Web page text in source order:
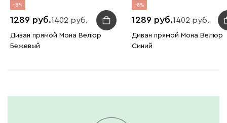
8
1289 1402
Диван прямой Мона Велюр
Бежевый
8
1289 1402
Диван прямой Мона Велюр
Синий